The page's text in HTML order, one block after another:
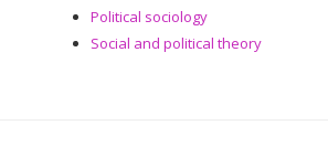
Political sociology
Social and political theory